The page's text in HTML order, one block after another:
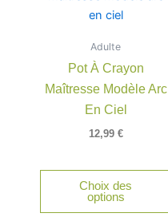
Adulte
Pot À Crayon
Maîtresse Modèle Arc
En Ciel
12,99 €
Choix des
options